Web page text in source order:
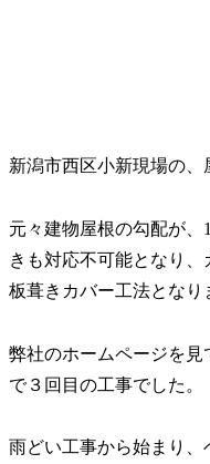
新潟市西区小新現場の、
元々建物屋根の勾配が、
きも対応不可能となり
板葺きカバー工法となり
弊社のホームページを見
で３回目の工事でした。
雨どい工事から始まり